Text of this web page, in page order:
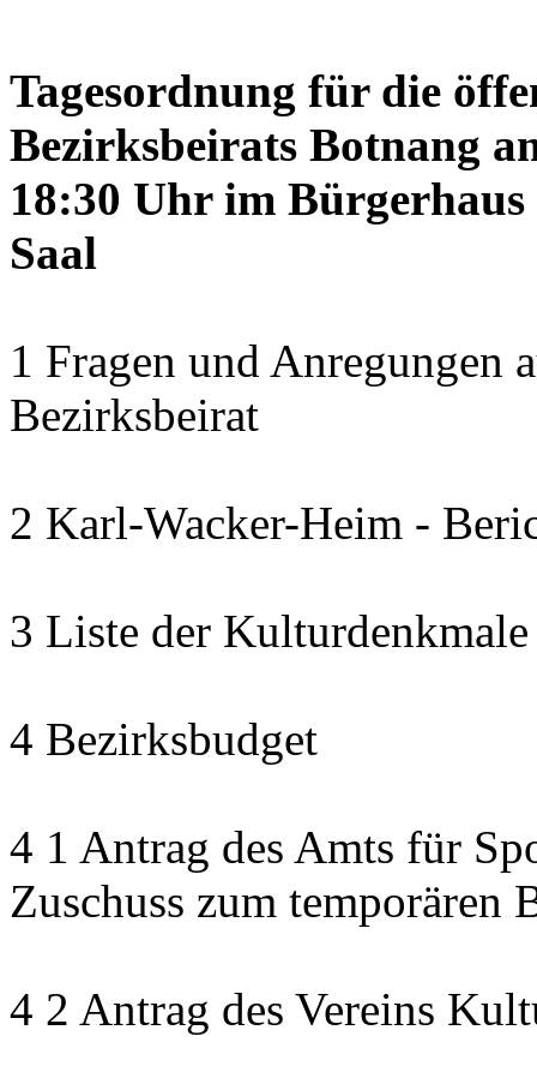
Tagesordnung für die
Bezirksbeirats Botnang
18:30 Uhr im
Saal
1 Fragen und Anregungen
Bezirksbeirat
2 Karl-Wacker-Heim -
3 Liste der
4 Bezirksbudget
4 1 Antrag des Amts für
Zuschuss zum temporären
4 2 Antrag des Vereins